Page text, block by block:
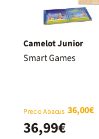
Camelot Junior
Smart Games
Precio Abacus 36,00€
36,99€